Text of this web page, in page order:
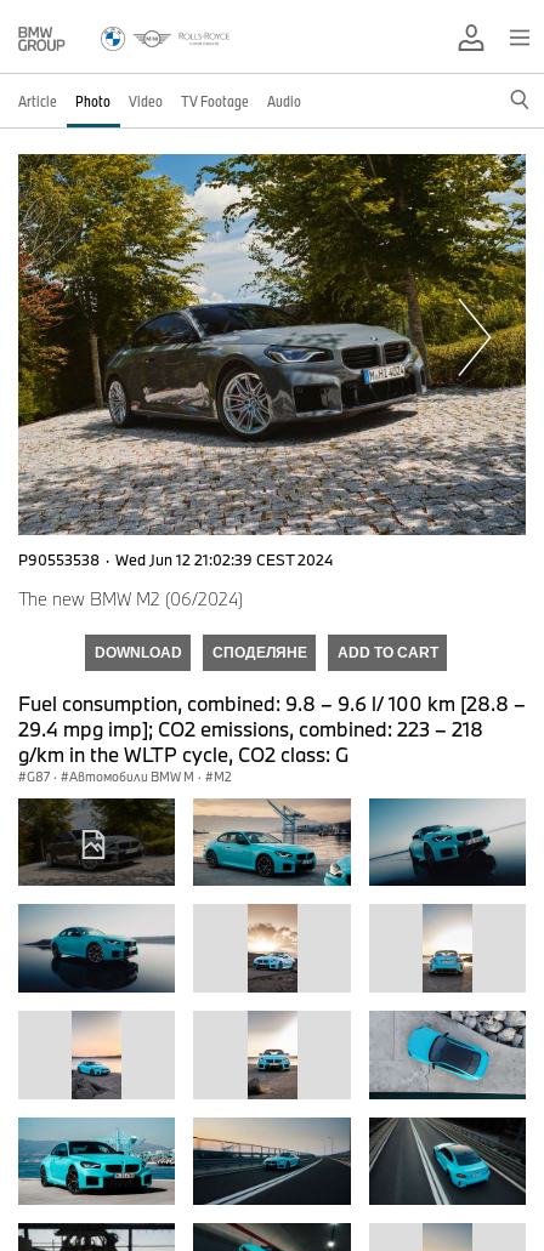
Article Photo Video TV Footage Audio
P90553538 · Wed Jun 12 21:02:39 CEST 2024
The new BMW M2 (06/2024)
DOWNLOAD СПОДЕЛЯНЕ ADD TO CART
Fuel consumption, combined: 9.8 – 9.6 l/ 100 km [28.8 –
29.4 mpg imp]; CO2 emissions, combined: 223 – 218
g/km in the WLTP cycle, CO2 class: G
G87 · Автомобили BMW M · M2